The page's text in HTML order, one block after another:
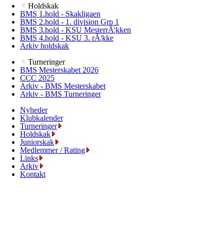
Holdskak
BMS 1.hold - Skakligaen
BMS 2.hold - 1. division Grp 1
BMS 3.hold - KSU MesterrÃ¦kken
BMS 4.hold - KSU 3. rÃ¦kke
Arkiv holdskak
Turneringer
BMS Mesterskabet 2026
CCC 2025
Arkiv - BMS Mesterskabet
Arkiv - BMS Turneringer
Nyheder
Klubkalender
Turneringer
Holdskak
Juniorskak
Medlemmer / Rating
Links
Arkiv
Kontakt